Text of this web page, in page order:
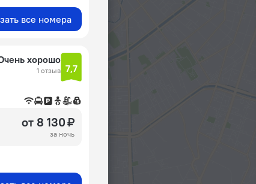
все номера
хорошо
1 отзыв 7,7
от 8 130 ₽
за ночь